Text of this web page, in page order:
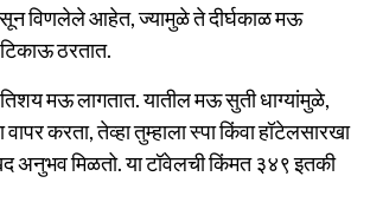
विणलेले आहेत, ज्यामुळे ते दीर्घकाळ मऊ
ठरतात.
मऊ लागतात. यातील मऊ सुती धाग्यांमुळे,
वापर करता, तेव्हा तुम्हाला स्पा किंवा हॉटेलसारखा
अनुभव मिळतो. या टॉवेलची किंमत ३४९ इतकी